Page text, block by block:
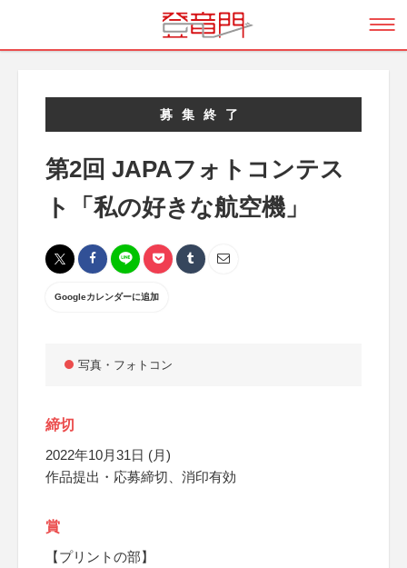
募集終了
第2回 JAPAフォトコンテス
ト「私の好きな航空機」
Googleカレンダーに追加
写真・フォトコン
締切
2022年10月31日 (月)
作品提出・応募締切、消印有効
賞
【プリントの部】